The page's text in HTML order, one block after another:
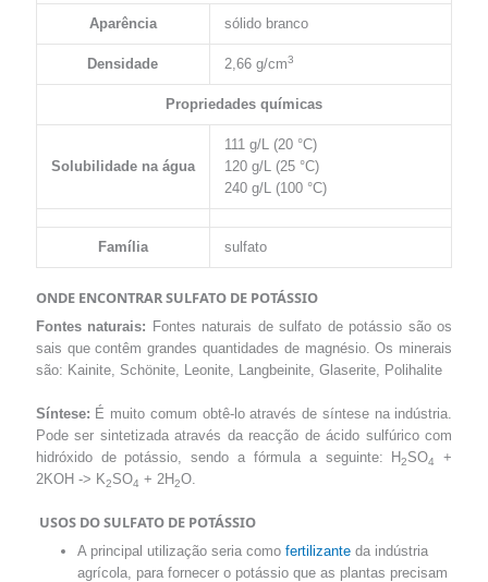
Aparência sólido branco
Densidade 2,66 g/cm3
Propriedades químicas
Solubilidade na água
111 g/L (20 °C)
120 g/L (25 °C)
240 g/L (100 °C)
Família sulfato
ONDE ENCONTRAR SULFATO DE POTÁSSIO
Fontes naturais: Fontes naturais de sulfato de potássio são os
sais que contêm grandes quantidades de magnésio. Os minerais
são: Kainite, Schönite, Leonite, Langbeinite, Glaserite, Polihalite
Síntese: É muito comum obtê-lo através de síntese na indústria.
Pode ser sintetizada através da reacção de ácido sulfúrico com
hidróxido de potássio, sendo a fórmula a seguinte: H2SO4
+
2KOH -> K2SO4 + 2H2O.
USOS DO SULFATO DE POTÁSSIO
A principal utilização seria comofertilizante da indústria
agrícola, para fornecer o potássio que as plantas precisam